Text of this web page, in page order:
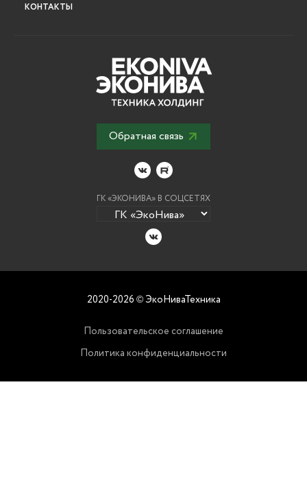
КОНТАКТЫ
Обратная связь
ГК «ЭКОНИВА» В СОЦСЕТЯХ
2020-2026 ©ЭкоНиваТехника
Пользовательское соглашение
Политика конфиденциальности